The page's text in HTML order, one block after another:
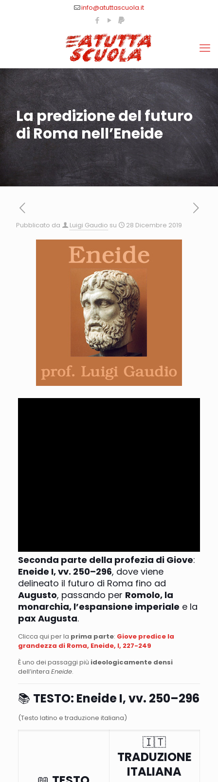
info@atuttascuola.it
La predizione del futuro
di Roma nell’Eneide
Pubblicato da Luigi Gaudio su 28 Dicembre 2019
Seconda parte della profezia di Giove:
Eneide I, vv. 250–296, dove viene
delineato il futuro di Roma fino ad
Augusto, passando per Romolo, la
monarchia, l’espansione imperiale e la
pax Augusta.
Clicca qui per la prima parte: Giove predice la
grandezza di Roma, Eneide, I, 227-249
È uno dei passaggi più ideologicamente densi
dell’intera Eneide.
📚 TESTO: Eneide I, vv. 250–296
(Testo latino e traduzione italiana)
🇮🇹
TRADUZIONE
ITALIANA